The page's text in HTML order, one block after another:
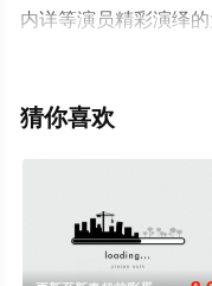
内详等演员精彩演绎
减完整版综艺节目就
猜你喜欢